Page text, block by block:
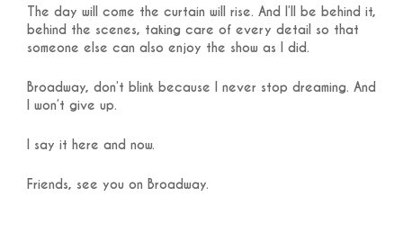
The day will come the curtain will rise. And I’ll be behind it,
behind the scenes, taking care of every detail so that
someone else can also enjoy the show as I did.
Broadway, don’t blink because I never stop dreaming. And
I won’t give up.
I say it here and now.
Friends, see you on Broadway.